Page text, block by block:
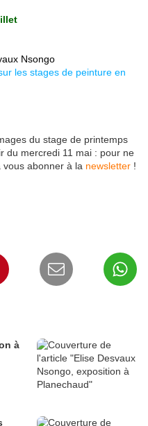
Nsongo
les stages de peinture en
du stage de printemps
du mercredi 11 mai : pour ne
abonner à la newsletter !
à